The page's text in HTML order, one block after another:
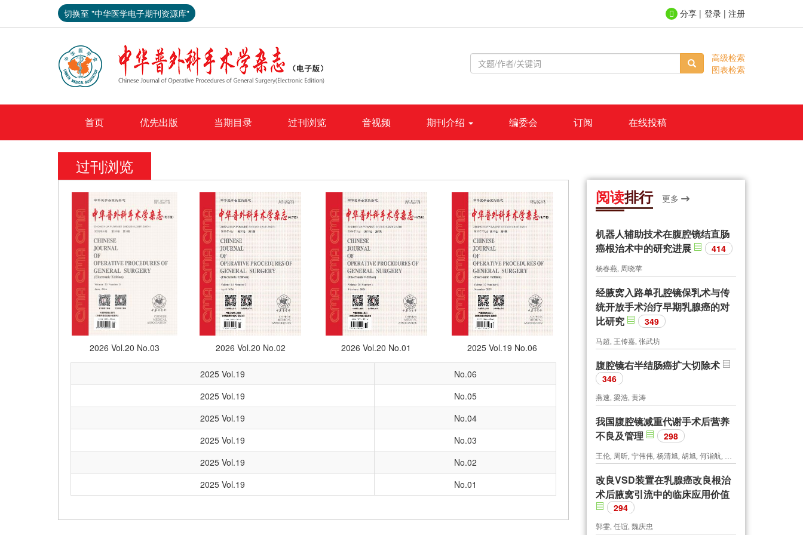
切换至 "中华医学电子期刊资源库" 登录 | 注册
高级检索
图表检索
首页 优先出版 当期目录 过刊浏览 音视频 期刊介绍 编委会 订阅 在线投稿
过刊浏览
2026 Vol.20 No.03 2026 Vol.20 No.02 2026 Vol.20 No.01 2025 Vol.19 No.06
2025 Vol.19
No.06
2025 Vol.19
No.05
2025 Vol.19
No.04
2025 Vol.19
No.03
2025 Vol.19
No.02
2025 Vol.19
No.01
阅读排行 更多
机器人辅助技术在腹腔镜结直肠
癌根治术中的研究进展
414
杨春燕, 周晓苹
经腋窝入路单孔腔镜保乳术与传
统开放手术治疗早期乳腺癌的对
比研究
349
马超, 王传嘉, 张武坊
腹腔镜右半结肠癌扩大切除术
346
燕速, 梁浩, 黄涛
我国腹腔镜减重代谢手术后营养
不良及管理
298
王伦, 周昕, 宁伟伟, 杨清旭, 胡旭, 何诣航, 谢铭
改良VSD装置在乳腺癌改良根治
术后腋窝引流中的临床应用价值
294
郭雯, 任谊, 魏庆忠